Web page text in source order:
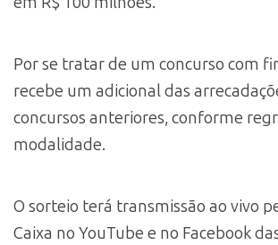
Por se tratar de um concurso com
recebe um adicional das
concursos anteriores, conforme
modalidade.
O sorteio terá transmissão ao vivo
Caixa no YouTube e no Facebook